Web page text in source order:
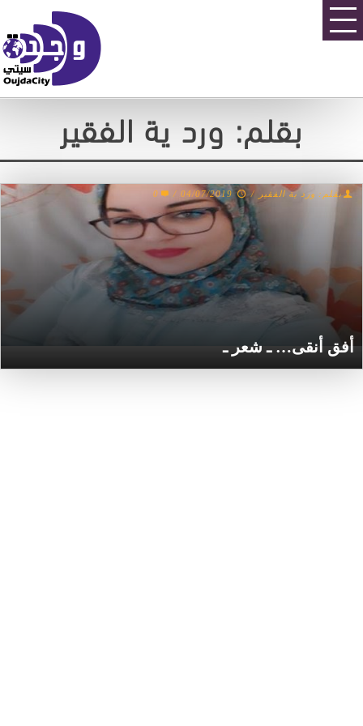
بقلم: ورد ية الفقير
أفق أنقى… ـ شعر ـ
بقلم: ورد ية الفقير /
04/07/2019
/
0